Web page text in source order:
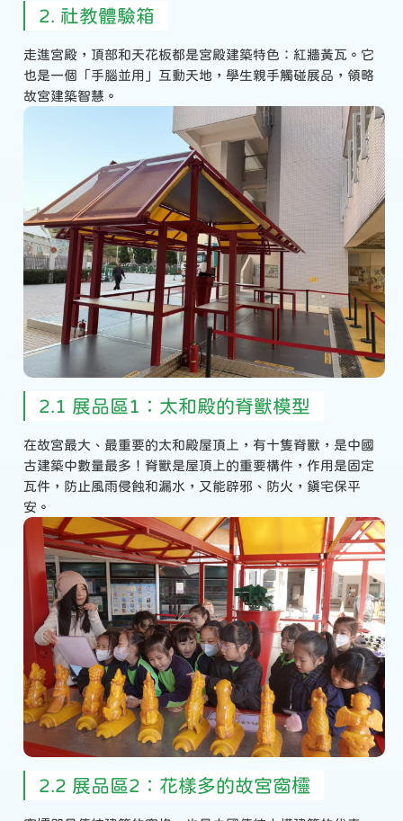
2. 社教體驗箱
走進宮殿，頂部和天花板都是宮殿建築特色：紅牆黃瓦。它
也是一個「手腦並用」互動天地，學生親手觸碰展品，領略
故宮建築智慧。
2.1 展品區1：太和殿的脊獸模型
在故宮最大、最重要的太和殿屋頂上，有十隻脊獸，是中國
古建築中數量最多！脊獸是屋頂上的重要構件，作用是固定
瓦件，防止風雨侵蝕和漏水，又能辟邪、防火，鎮宅保平
安。
2.2 展品區2：花樣多的故宮窗欞